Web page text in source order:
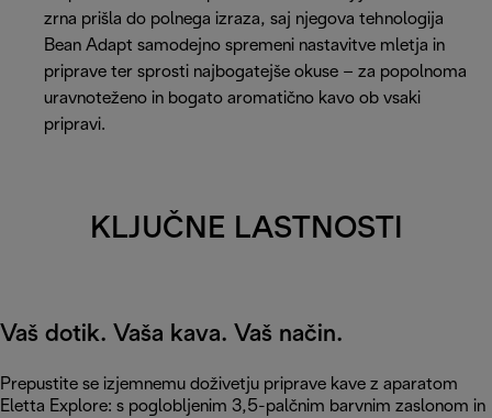
zrna prišla do polnega izraza, saj njegova tehnologija
Bean Adapt samodejno spremeni nastavitve mletja in
priprave ter sprosti najbogatejše okuse – za popolnoma
uravnoteženo in bogato aromatično kavo ob vsaki
pripravi.
KLJUČNE LASTNOSTI
Vaš dotik. Vaša kava. Vaš način.
Prepustite se izjemnemu doživetju priprave kave z aparatom
Eletta Explore: s poglobljenim 3,5-palčnim barvnim zaslonom in